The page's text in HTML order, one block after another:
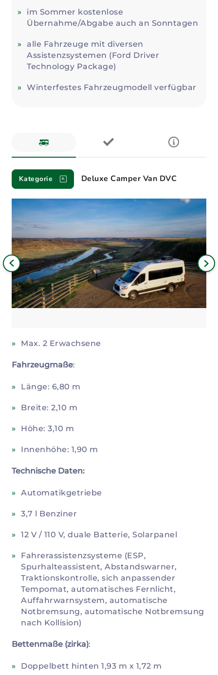
im Sommer kostenlose
Übernahme/Abgabe auch an Sonntagen
alle Fahrzeuge mit diversen
Assistenzsystemen (Ford Driver
Technology Package)
Winterfestes Fahrzeugmodell verfügbar
Fahrzeuge
Kategorie Deluxe Camper Van DVC
Max. 2 Erwachsene
Fahrzeugmaße:
Länge: 6,80 m
Breite: 2,10 m
Höhe: 3,10 m
Innenhöhe: 1,90 m
Technische Daten:
Automatikgetriebe
3,7 l Benziner
12 V / 110 V, duale Batterie, Solarpanel
Fahrerassistenzsysteme (ESP,
Spurhalteassistent, Abstandswarner,
Traktionskontrolle, sich anpassender
Tempomat, automatisches Fernlicht,
Auffahrwarnsystem, automatische
Notbremsung, automatische Notbremsung
nach Kollision)
Bettenmaße (zirka):
Doppelbett hinten 1,93 m x 1,72 m